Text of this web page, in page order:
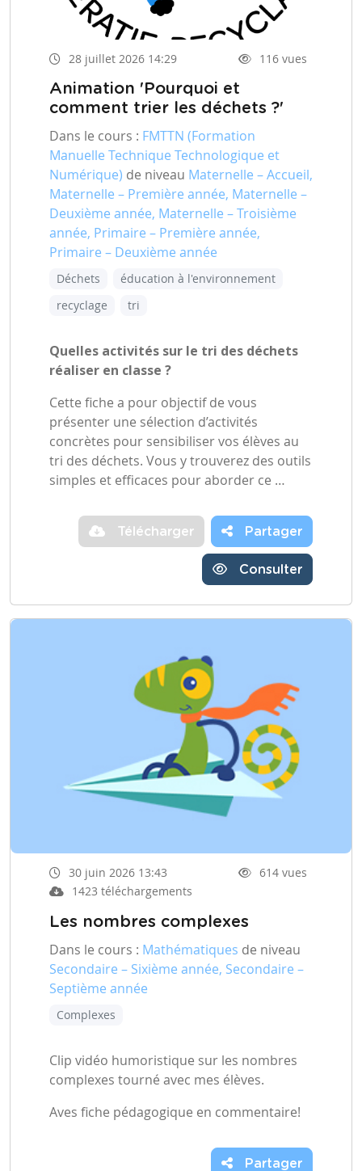
28 juillet 2026 14:29 116 vues
Animation 'Pourquoi et
comment trier les déchets ?'
Dans le cours : FMTTN (Formation
Manuelle Technique Technologique et
Numérique) de niveau Maternelle – Accueil,
Maternelle – Première année, Maternelle –
Deuxième année, Maternelle – Troisième
année, Primaire – Première année,
Primaire – Deuxième année
Déchets
éducation à l'environnement
recyclage
tri
Quelles activités sur le tri des déchets
réaliser en classe ?
Cette fiche a pour objectif de vous
présenter une sélection d’activités
concrètes pour sensibiliser vos élèves au
tri des déchets. Vous y trouverez des outils
simples et efficaces pour aborder ce …
Télécharger Partager
Consulter
30 juin 2026 13:43
614 vues
1423 téléchargements
Les nombres complexes
Dans le cours : Mathématiques de niveau
Secondaire – Sixième année, Secondaire –
Septième année
Complexes
Clip vidéo humoristique sur les nombres
complexes tourné avec mes élèves.
Aves fiche pédagogique en commentaire!
Partager